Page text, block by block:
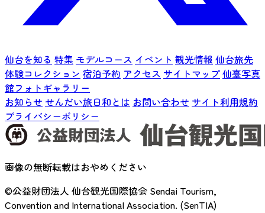
仙台を知る 特集 モデルコース イベント 観光情報 仙台旅先
体験コレクション 宿泊予約 アクセス サイトマップ仙臺写真
館フォトギャラリー
お知らせ せんだい旅日和とは お問い合わせ サイト利用規約
プライバシーポリシー
画像の無断転載はおやめください
©公益財団法人 仙台観光国際協会 Sendai Tourism,
Convention and International Association. (SenTIA)